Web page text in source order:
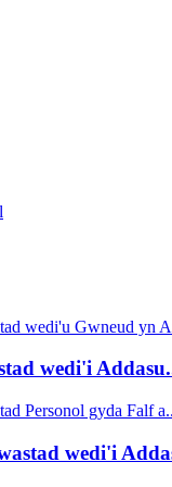
wedi'i
wedi'i